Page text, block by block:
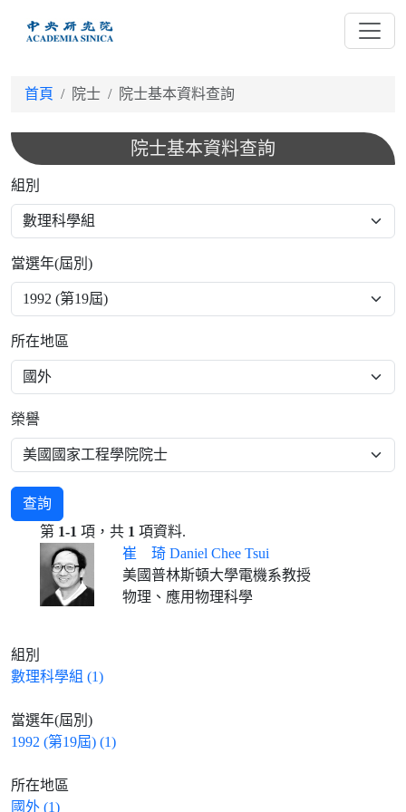
首頁 院士 院士基本資料查詢
院士基本資料查詢
組別
當選年(屆別)
所在地區
榮譽
查詢
第 1-1 項，共 1 項資料.
崔 琦 Daniel Chee Tsui
美國普林斯頓大學電機系教授
物理、應用物理科學
組別
數理科學組 (1)
當選年(屆別)
1992 (第19屆) (1)
所在地區
國外 (1)